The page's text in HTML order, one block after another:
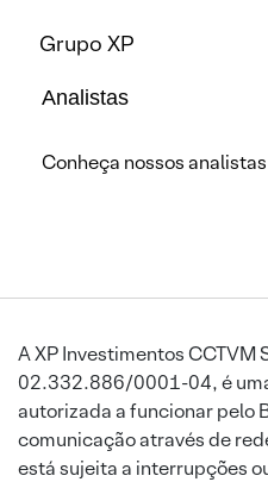
Grupo XP
Analistas
Conheça nossos analistas
A XP Investimentos CCTVM
02.332.886/0001-04, é
autorizada a funcionar pelo
comunicação através de
está sujeita a interrupções